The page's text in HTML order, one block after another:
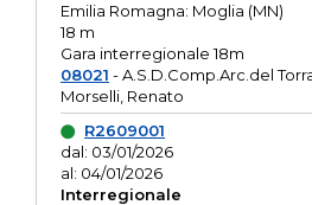
Emilia Romagna: Moglia (MN)
18 m
Gara interregionale 18m
08021 - A.S.D.Comp.Arc.del
Morselli, Renato
R2609001
dal: 03/01/2026
al: 04/01/2026
Interregionale